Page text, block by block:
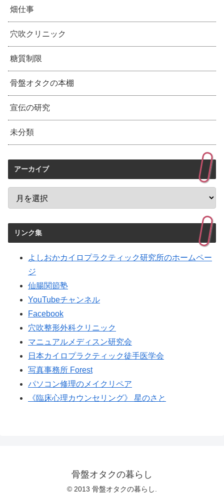
畑仕事
穴吹クリニック
糖質制限
骨盤オタクの本棚
宣伝の研究
未分類
アーカイブ
リンク集
よしおかカイロプラクティック研究所のホームペー
ジ
仙腸関節塾
YouTubeチャンネル
Facebook
穴吹整形外科クリニック
マニュアルメディスン研究会
日本カイロプラクティック徒手医学会
写真事務所 Forest
パソコン修理のメイクリペア
《臨床心理カウンセリング》 星のさと
骨盤オタクの暮らし
© 2013 骨盤オタクの暮らし.